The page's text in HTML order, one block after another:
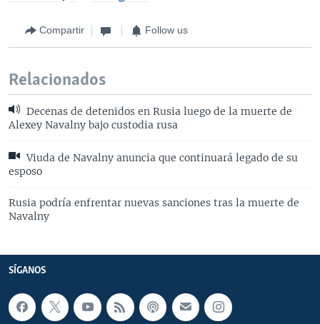
Compartir Follow us
Relacionados
Decenas de detenidos en Rusia luego de la muerte de
Alexey Navalny bajo custodia rusa
Viuda de Navalny anuncia que continuará legado de su
esposo
Rusia podría enfrentar nuevas sanciones tras la muerte de
Navalny
SÍGANOS